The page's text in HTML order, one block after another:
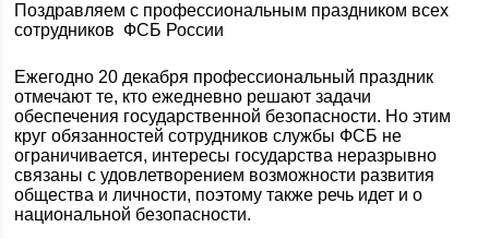
Поздравляем с профессиональным праздником всех
сотрудников ФСБ России
Ежегодно 20 декабря профессиональный праздник
отмечают те, кто ежедневно решают задачи
обеспечения государственной безопасности. Но этим
круг обязанностей сотрудников службы ФСБ не
ограничивается, интересы государства неразрывно
связаны с удовлетворением возможности развития
общества и личности, поэтому также речь идет и о
национальной безопасности.